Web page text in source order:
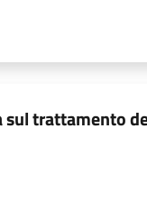
trattamento